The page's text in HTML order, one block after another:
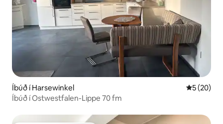
Íbúð í Harsewinkel 5 af 5 í
5 (20)
Íbúð í Ostwestfalen-Lippe 70 fm